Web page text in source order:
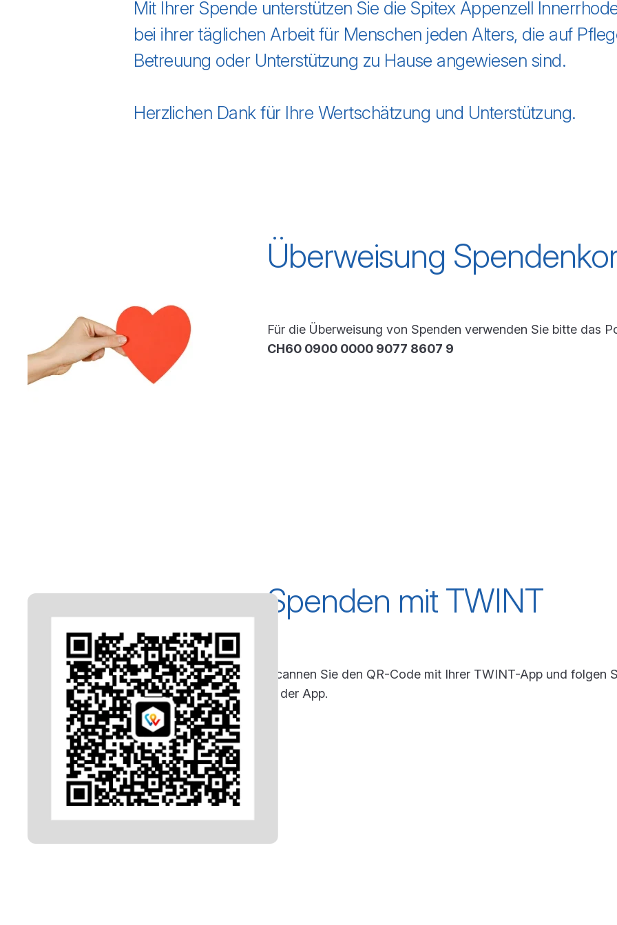
Mit Ihrer Spende unterstützen Sie die Spitex Appenzell
bei ihrer täglichen Arbeit für Menschen jeden Alters, die auf
Betreuung oder Unterstützung zu Hause angewiesen sind.
Herzlichen Dank für Ihre Wertschätzung und Unterstützung.
Überweisung
Für die Überweisung von Spenden verwenden Sie bitte das
CH60 0900 0000 9077 8607 9
Spenden mit TWINT
Scannen Sie den QR-Code mit Ihrer TWINT-App und folgen
in der App.